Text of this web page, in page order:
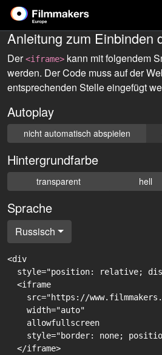
Anleitung zum Einbinden
Der<iframe> kann mit folgendem
werden. Der Code muss auf der
entsprechenden Stelle eingefügt
Autoplay
nicht automatisch abspielen
Hintergrundfarbe
transparent hell
Sprache
Russisch
<div
style="position: relative;
  <iframe
src="https://
    width="auto"
    allowfullscreen
style="border: none;
  </iframe>